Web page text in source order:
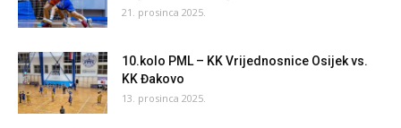
21. prosinca 2025.
10.kolo PML – KK Vrijednosnice Osijek vs.
KK Đakovo
13. prosinca 2025.